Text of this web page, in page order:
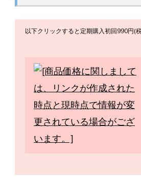
以下クリックすると定期購入初回990円(